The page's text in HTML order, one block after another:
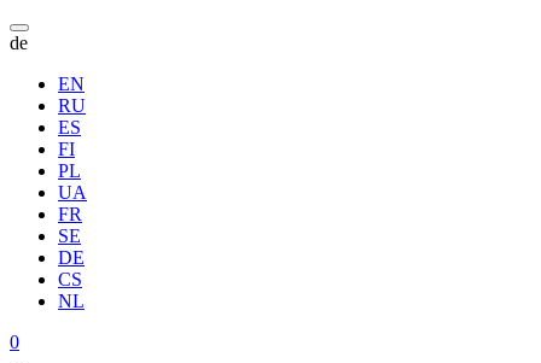
de
EN
RU
ES
FI
PL
UA
FR
SE
DE
CS
NL
0